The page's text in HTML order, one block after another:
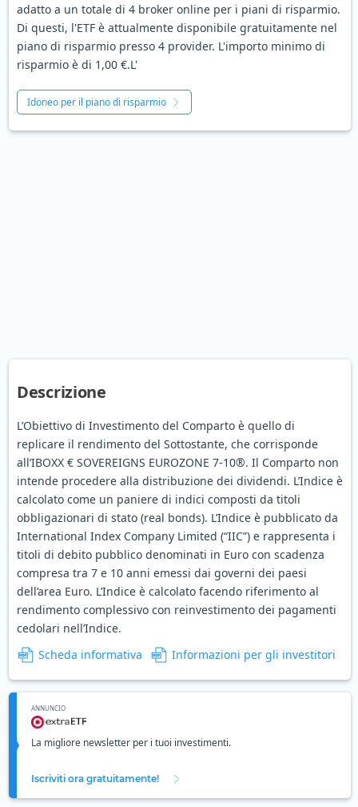
adatto a un totale di 4 broker online per i piani di risparmio.
Di questi, l'ETF è attualmente disponibile gratuitamente nel
piano di risparmio presso 4 provider. L'importo minimo di
risparmio è di 1,00 €.L'
Idoneo per il piano di risparmio
Descrizione
L’Obiettivo di Investimento del Comparto è quello di
replicare il rendimento del Sottostante, che corrisponde
all’IBOXX € SOVEREIGNS EUROZONE 7-10®. Il Comparto non
intende procedere alla distribuzione dei dividendi. L’Indice è
calcolato come un paniere di indici composti da titoli
obbligazionari di stato (real bonds). L’Indice è pubblicato da
International Index Company Limited (“IIC”) e rappresenta i
titoli di debito pubblico denominati in Euro con scadenza
compresa tra 7 e 10 anni emessi dai governi dei paesi
dell’area Euro. L’Indice è calcolato facendo riferimento al
rendimento complessivo con reinvestimento dei pagamenti
cedolari nell’Indice.
Scheda informativa
Informazioni per gli investitori
ANNUNCIO
La migliore newsletter per i tuoi investimenti.
Iscriviti ora gratuitamente!